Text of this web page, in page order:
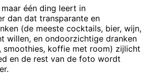
één ding leert in
dan dat transparante en
(de meeste cocktails, bier, wijn,
willen, en ondoorzichtige dranken
smoothies, koffie met room) zijlicht
en de rest van de foto wordt